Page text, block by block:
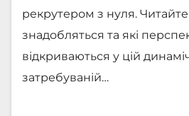
рекрутером з нуля.
знадобляться та які
відкриваються у цій
затребуваній…